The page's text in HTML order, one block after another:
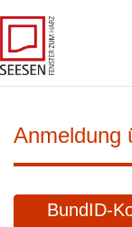
Zum Hauptinhalt
Anmeldung
BundID-